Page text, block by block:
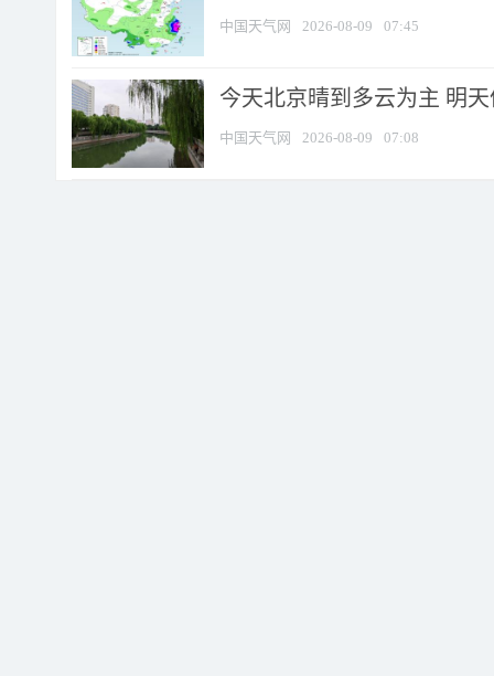
中国天气网 2026-08-09 07:45
今天北京晴到多云为主 明
中国天气网 2026-08-09 07:08